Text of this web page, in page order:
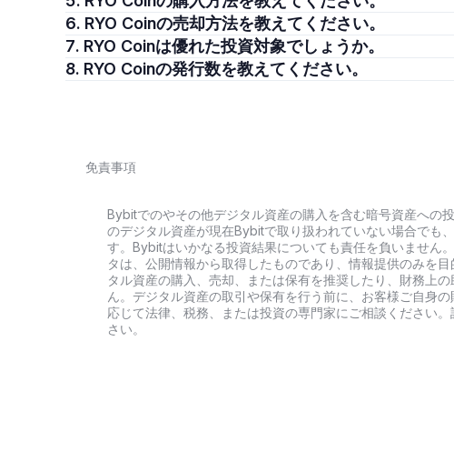
6. RYO Coinの売却方法を教えてください。
7. RYO Coinは優れた投資対象でしょうか。
8. RYO Coinの発行数を教えてください。
免責事項
Bybitでのやその他デジタル資産の購入を含む暗号資産への
のデジタル資産が現在Bybitで取り扱われていない場合でも
す。Bybitはいかなる投資結果についても責任を負いません
タは、公開情報から取得したものであり、情報提供のみを
タル資産の購入、売却、または保有を推奨したり、財務上
ん。デジタル資産の取引や保有を行う前に、お客様ご自身
応じて法律、税務、または投資の専門家にご相談ください
さい。